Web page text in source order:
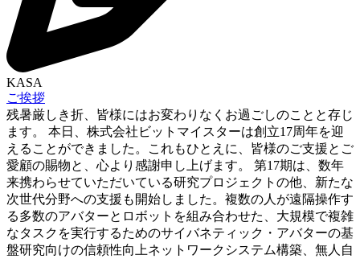
KASA
ご挨拶
残暑厳しき折、皆様にはお変わりなくお過ごしのことと存じ
ます。 本日、株式会社ビットマイスターは創立17周年を迎
えることができました。これもひとえに、皆様のご支援とご
愛顧の賜物と、心より感謝申し上げます。 第17期は、数年
来携わらせていただいている研究プロジェクトの他、新たな
次世代分野への支援も開始しました。複数の人が遠隔操作す
る多数のアバターとロボットを組み合わせた、大規模で複雑
なタスクを実行するためのサイバネティック・アバターの基
盤研究向けの信頼性向上ネットワークシステム構築、無人自